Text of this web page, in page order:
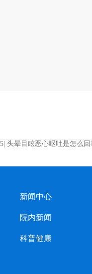
头晕目眩恶心呕吐是怎么回
新闻中心
院内新闻
科普健康